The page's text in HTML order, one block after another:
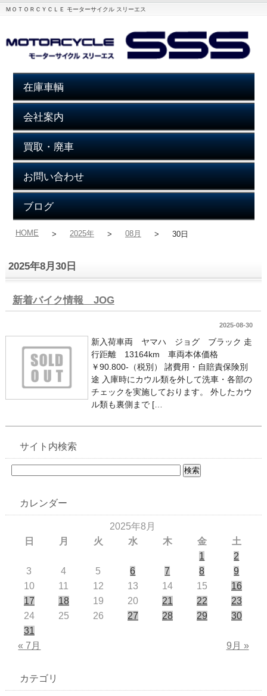
ＭＯＴＯＲＣＹＣＬＥ モーターサイクル スリーエス
在庫車輌
会社案内
買取・廃車
お問い合わせ
ブログ
HOME > 2025年 > 08月 > 30日
2025年8月30日
新着バイク情報 JOG
2025-08-30
新入荷車両 ヤマハ ジョグ ブラック 走
行距離 13164km 車両本体価格
￥90.800-（税別） 諸費用・自賠責保険別
途 入庫時にカウル類を外して洗車・各部の
チェックを実施しております。 外したカウ
ル類も裏側まで […
サイト内検索
カレンダー
2025年8月
日
月 火 水 木 金
土
1
2
3
4 5 6 7 8
9
10
11 12 13 14 15
16
17
18 19 20 21 22
23
24
25 26 27 28 29
30
31
« 7月
9月 »
カテゴリ